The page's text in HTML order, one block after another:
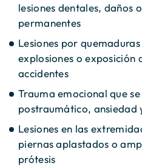
lesiones dentales, daños
permanentes
Lesiones por
explosiones o exposición
accidentes
Trauma emocional que
postraumático, ansiedad
Lesiones en las
piernas aplastados o
prótesis